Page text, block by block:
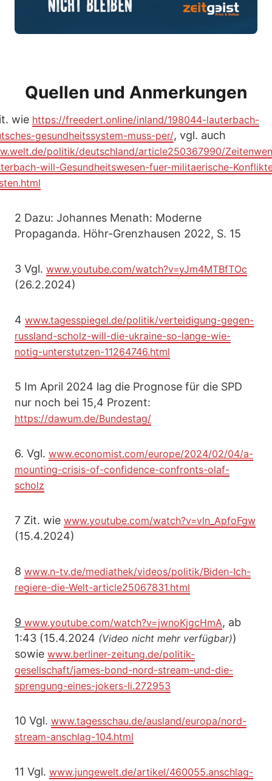
Quellen und Anmerkungen
wie https://freedert.online/inland/198044-lauterbach-
gesundheitssystem-muss-per/, vgl. auch
politik/deutschland/article250367990/
will-Gesundheitswesen-fuer-militaerische-
2 Dazu: Johannes Menath: Moderne
Propaganda. Höhr-Grenzhausen 2022, S. 15
3 Vgl. www.youtube.com/watch?v=yJm4MTBfTOc
(26.2.2024)
4 www.tagesspiegel.de/politik/verteidigung-gegen-
russland-scholz-will-die-ukraine-so-lange-wie-
notig-unterstutzen-11264746.html
5 Im April 2024 lag die Prognose für die SPD
nur noch bei 15,4 Prozent:
https://dawum.de/Bundestag/
6. Vgl. www.economist.com/europe/2024/02/04/a-
mounting-crisis-of-confidence-confronts-olaf-
scholz
7 Zit. wie www.youtube.com/watch?v=vln_ApfoFgw
(15.4.2024)
8 www.n-tv.de/mediathek/videos/politik/Biden-Ich-
regiere-die-Welt-article25067831.html
9 www.youtube.com/watch?v=jwnoKjgcHmA, ab
1:43 (15.4.2024 (Video nicht mehr verfügbar))
sowie www.berliner-zeitung.de/politik-
gesellschaft/james-bond-nord-stream-und-die-
sprengung-eines-jokers-li.272953
10 Vgl. www.tagesschau.de/ausland/europa/nord-
stream-anschlag-104.html
11 Vgl. www.jungewelt.de/artikel/460055.anschlag-